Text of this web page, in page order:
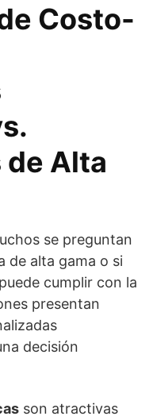
Costo-
de Alta
se preguntan
de alta gama o si
cumplir con la
presentan
decisión
son atractivas